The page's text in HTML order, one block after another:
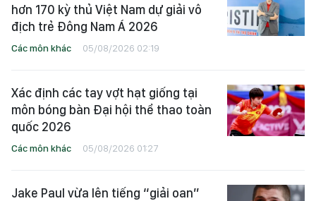
hơn 170 kỳ thủ Việt Nam dự giải vô
địch trẻ Đông Nam Á 2026
Các môn khác 05/08/2026 02:19
Xác định các tay vợt hạt giống tại
môn bóng bàn Đại hội thể thao toàn
quốc 2026
Các môn khác 05/08/2026 01:27
Jake Paul vừa lên tiếng “giải oan”